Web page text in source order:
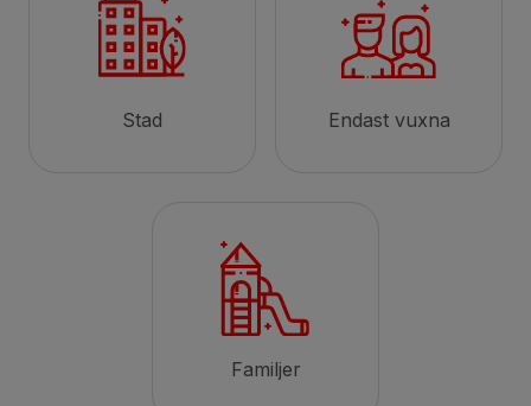
Stad Endast vuxna
Familjer